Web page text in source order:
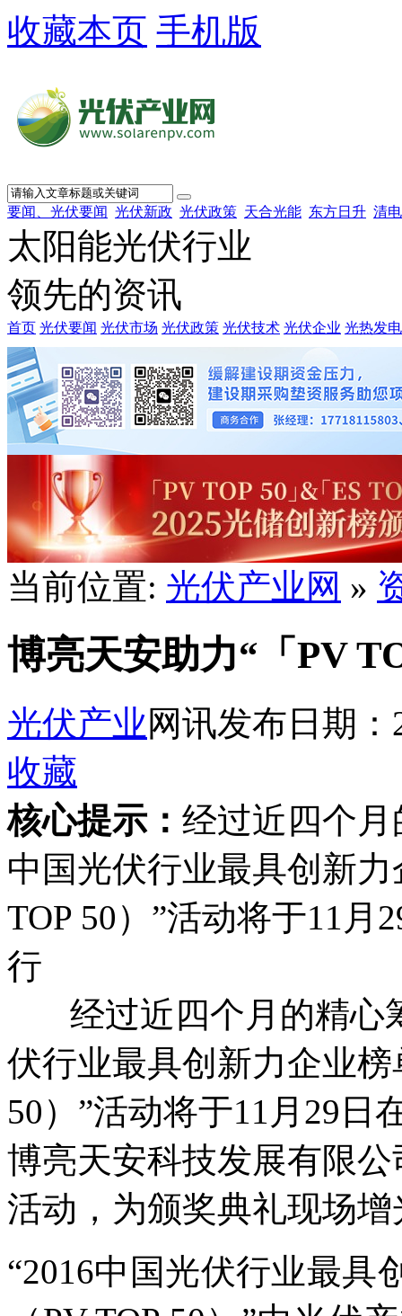
收藏本页 手机版
要闻、光伏要闻 光伏新政 光伏政策 天合光能 东方日升 清
太阳能光伏行业
领先的资讯
首页 光伏要闻 光伏市场 光伏政策 光伏技术 光伏企业 光热发电
当前位置: 光伏产业网 »
博亮天安助力“「PV
光伏产业网讯发布日期：
收藏
核心提示： 经过近四个月
中国光伏行业最具创新
TOP 50）”活动将于11
行
经过近四个月的精心
伏行业最具创新力企业
50）”活动将于11月29日
博亮天安科技发展有限
活动，为颁奖典礼现场
“2016中国光伏行业最具